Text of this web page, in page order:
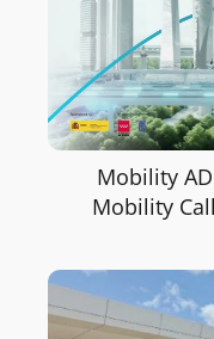
Mobility
Mobility